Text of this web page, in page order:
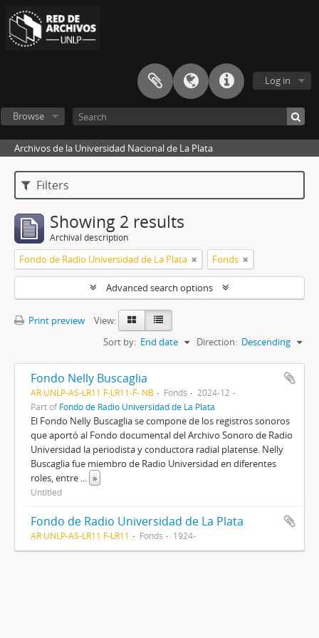
Log in
Browse
Archivos de la Universidad Nacional de La Plata
Filters
Showing 2 results
Archival description
Fondo de Radio Universidad de La Plata Fonds
Advanced search options
Print preview
View:
Sort by: End date Direction: Descending
Fondo Nelly Buscaglia
AR UNLP-AS-LR11 F-LR11-F- NB Fonds
2024-12
Part ofFondo de Radio Universidad de La Plata
El Fondo Nelly Buscaglia se compone de los registros sonoros
que aportó al Fondo documental del Archivo Sonoro de Radio
Universidad la periodista y conductora radial platense. Nelly
Buscaglia fue miembro de Radio Universidad en diferentes
roles, entre ... »
Untitled
Fondo de Radio Universidad de La Plata
AR UNLP-AS-LR11 F-LR11 Fonds 1924-